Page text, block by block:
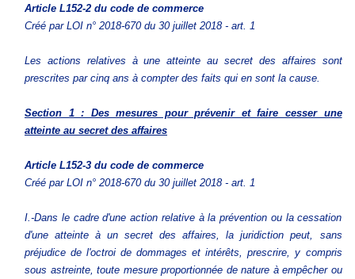
Article L152-2 du code de commerce
Créé par LOI n° 2018-670 du 30 juillet 2018 - art. 1
Les actions relatives à une atteinte au secret des affaires sont
prescrites par cinq ans à compter des faits qui en sont la cause.
Section 1 : Des mesures pour prévenir et faire cesser une
atteinte au secret des affaires
Article L152-3 du code de commerce
Créé par LOI n° 2018-670 du 30 juillet 2018 - art. 1
I.-Dans le cadre d'une action relative à la prévention ou la cessation
d'une atteinte à un secret des affaires, la juridiction peut, sans
préjudice de l'octroi de dommages et intérêts, prescrire, y compris
sous astreinte, toute mesure proportionnée de nature à empêcher ou